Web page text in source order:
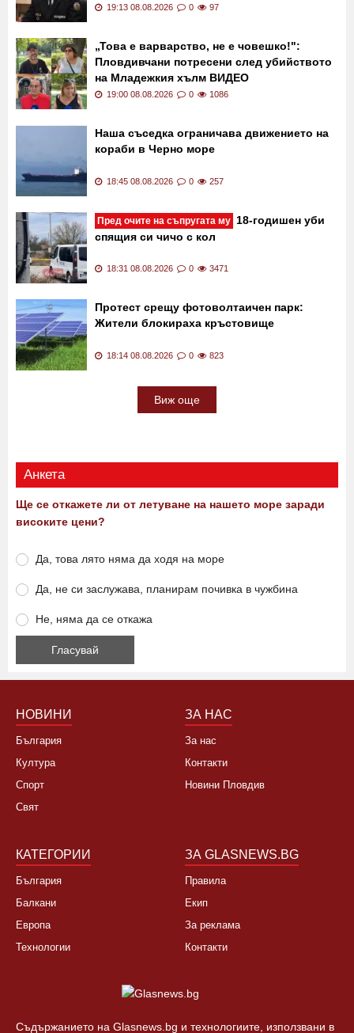
19:13 08.08.2026 0 97
„Това е варварство, не е човешко!":
Пловдивчани потресени след убийството
на Младежкия хълм ВИДЕО
19:00 08.08.2026 0 1086
Наша съседка ограничава движението на
кораби в Черно море
18:45 08.08.2026 0 257
Пред очите на съпругата му 18-годишен уби
спящия си чичо с кол
18:31 08.08.2026 0 3471
Протест срещу фотоволтаичен парк:
Жители блокираха кръстовище
18:14 08.08.2026 0 823
Виж още
Анкета
Ще се откажете ли от летуване на нашето море заради
високите цени?
Да, това лято няма да ходя на море
Да, не си заслужава, планирам почивка в чужбина
Не, няма да се откажа
НОВИНИ
България
Култура
Спорт
Свят
ЗА НАС
За нас
Контакти
Новини Пловдив
КАТЕГОРИИ
България
Балкани
Европа
Технологии
ЗА GLASNEWS.BG
Правила
Екип
За реклама
Контакти
Съдържанието на Glasnews.bg и технологиите, използвани в